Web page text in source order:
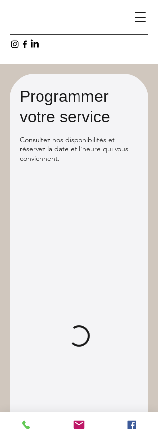
Programmer
votre service
Consultez nos disponibilités et
réservez la date et l'heure qui vous
conviennent.